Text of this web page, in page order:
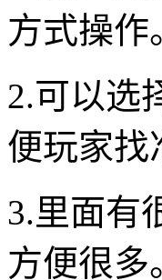
方式操作
2.可以选
便玩家找
3.里面有
方便很多